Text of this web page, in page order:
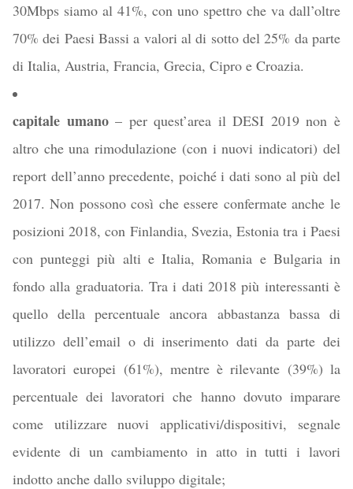
30Mbps siamo al 41%, con uno spettro che va dall’oltre
70% dei Paesi Bassi a valori al di sotto del 25% da parte
di Italia, Austria, Francia, Grecia, Cipro e Croazia.
capitale umano– per quest’area il DESI 2019 non è
altro che una rimodulazione (con i nuovi indicatori) del
report dell’anno precedente, poiché i dati sono al più del
2017. Non possono così che essere confermate anche le
posizioni 2018, con Finlandia, Svezia, Estonia tra i Paesi
con punteggi più alti e Italia, Romania e Bulgaria in
fondo alla graduatoria. Tra i dati 2018 più interessanti è
quello della percentuale ancora abbastanza bassa di
utilizzo dell’email o di inserimento dati da parte dei
lavoratori europei (61%), mentre è rilevante (39%) la
percentuale dei lavoratori che hanno dovuto imparare
come utilizzare nuovi applicativi/dispositivi, segnale
evidente di un cambiamento in atto in tutti i lavori
indotto anche dallo sviluppo digitale;